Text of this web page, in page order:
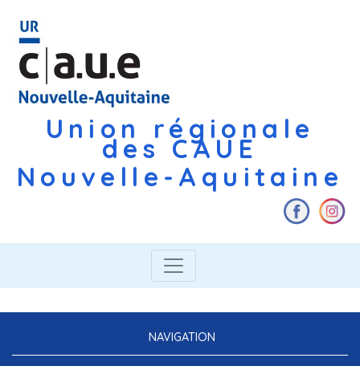
Union régionale
des CAUE
Nouvelle-Aquitaine
NAVIGATION